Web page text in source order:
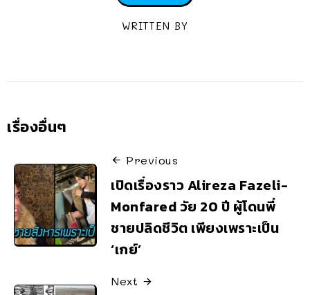
WRITTEN BY
เรื่องอื่นๆ
Previous
เปิดเรื่องราว Alireza Fazeli-
Monfared วัย 20 ปี ผู้โดนพี่
ชายปลิดชีวิต เพียงเพราะเป็น
‘เกย์’
Next